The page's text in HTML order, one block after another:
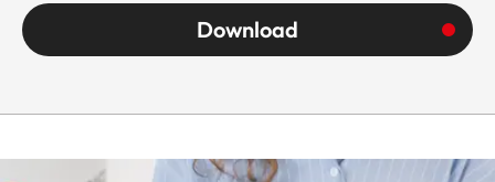
Download